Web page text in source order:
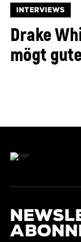
INTERVIEWS
Drake
mögt